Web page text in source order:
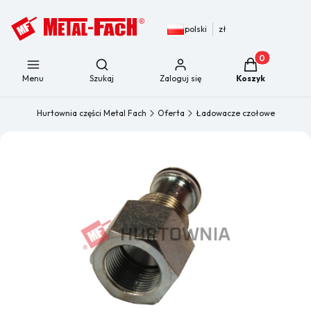
polski zł
Menu
Otwórz wyszukiwarkę
Szukaj Zaloguj się
Produkty w
Koszyk
Hurtownia części Metal Fach Oferta Ładowacze czołowe